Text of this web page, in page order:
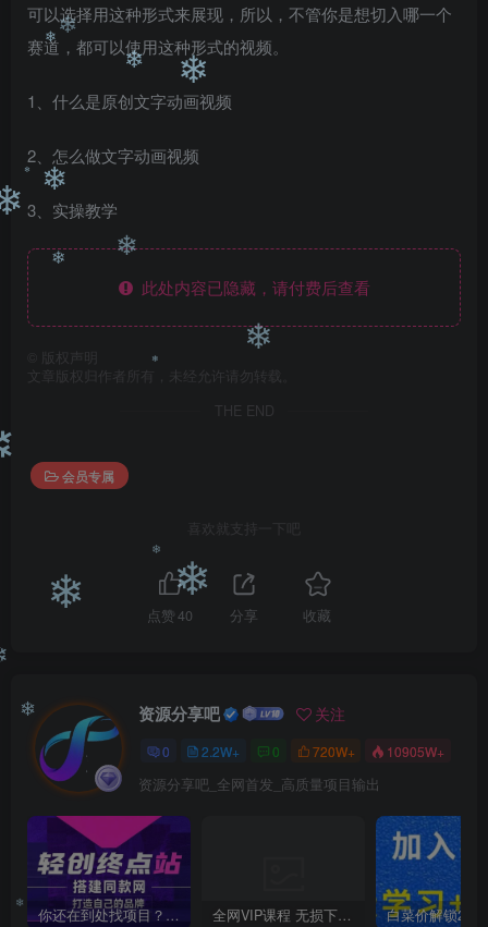
可以选择用这种形式来展现，所以，不管你是想切入哪一个
赛道，都可以使用这种形式的视频。
1、什么是原创文字动画视频
2、怎么做文字动画视频
3、实操教学
此处内容已隐藏，请付费后查看
版权声明
文章版权归作者所有，未经允许请勿转载。
THE END
会员专属
喜欢就支持一下吧
点赞40 分享 收藏
资源分享吧 关注
0 2.2W+ 0 720W+ 10905W+
资源分享吧_全网首发_高质量项目输出
你还在到处找项目？还在当韭菜？我靠卖项目一个月收入5万+，曾经我也是个失败者。 全网VIP课程 无损下载~
❄ ❄
❄
❄
❄
❄
❄
❄
❄